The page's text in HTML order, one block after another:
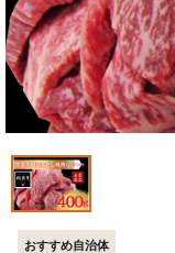
おすすめ自治体